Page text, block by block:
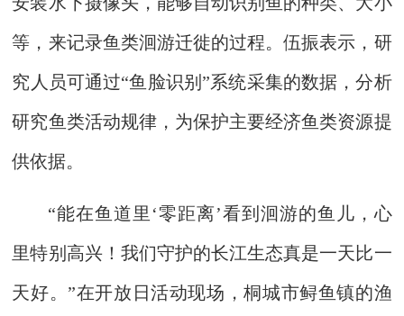
等，来记录鱼类洄游迁徙的过程。伍振表示，研
究人员可通过“鱼脸识别”系统采集的数据，分析
研究鱼类活动规律，为保护主要经济鱼类资源提
供依据。
“能在鱼道里‘零距离’看到洄游的鱼儿，心
里特别高兴！我们守护的长江生态真是一天比一
天好。”在开放日活动现场，桐城市鲟鱼镇的渔